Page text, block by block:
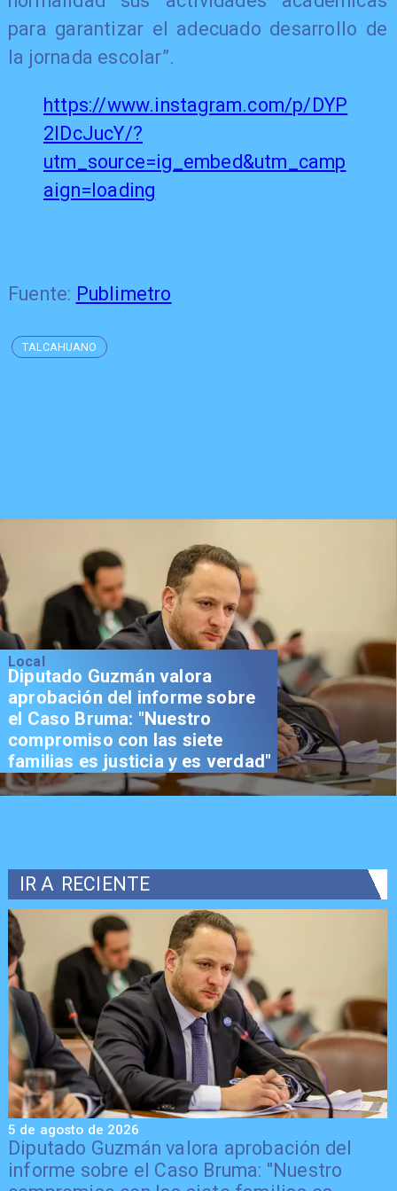
para garantizar el adecuado desarrollo de
la jornada escolar”.
https://www.instagram.com/p/DYP
2lDcJucY/?
utm_source=ig_embed&utm_camp
aign=loading
Fuente: Publimetro
TALCAHUANO
Local
Diputado Guzmán valora
aprobación del informe sobre
el Caso Bruma: "Nuestro
compromiso con las siete
familias es justicia y es verdad"
IR A RECIENTE
Diputado Guzmán valora aprobación del
informe sobre el Caso Bruma: "Nuestro
5 de agosto de 2026